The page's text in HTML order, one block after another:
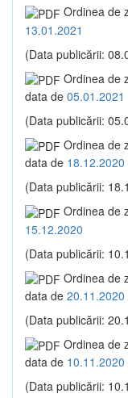
Ordinea de
13.01.2021
(Data publicării:
Ordinea de
data de 05.01.2021
(Data publicării:
Ordinea de
data de 18.12.2020
(Data publicării:
Ordinea de
15.12.2020
(Data publicării:
Ordinea de
data de 20.11.2020
(Data publicării:
Ordinea de
data de 10.11.2020
(Data publicării: